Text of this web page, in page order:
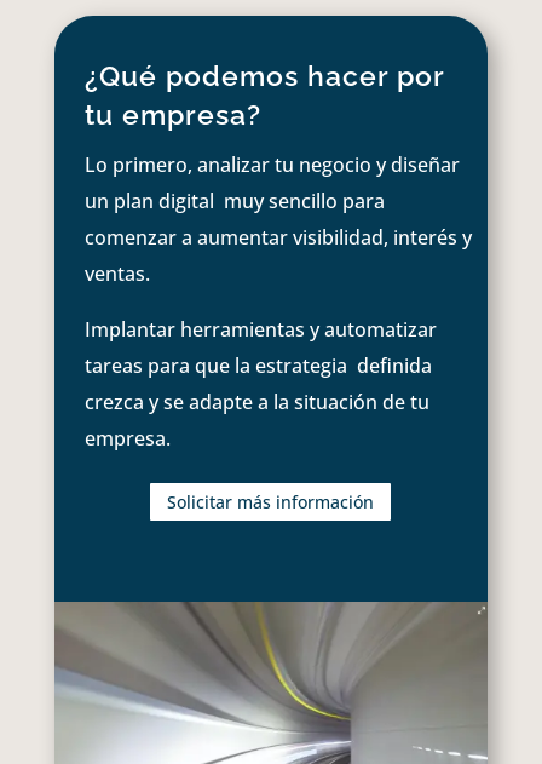
¿Qué podemos hacer por
tu empresa?
Lo primero, analizar tu negocio y diseñar
un plan digital muy sencillo para
comenzar a aumentar visibilidad, interés y
ventas.
Implantar herramientas y automatizar
tareas para que la estrategia definida
crezca y se adapte a la situación de tu
empresa.
Solicitar más información